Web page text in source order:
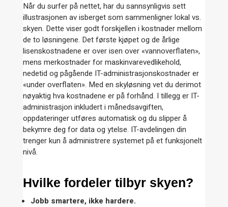
Når du surfer på nettet, har du sannsynligvis sett
illustrasjonen av isberget som sammenligner lokal vs.
skyen. Dette viser godt forskjellen i kostnader mellom
de to løsningene. Det første kjøpet og de årlige
lisenskostnadene er over isen over «vannoverflaten»,
mens merkostnader for maskinvarevedlikehold,
nedetid og pågående IT-administrasjonskostnader er
«under overflaten». Med en skyløsning vet du derimot
nøyaktig hva kostnadene er på forhånd. I tillegg er IT-
administrasjon inkludert i månedsavgiften,
oppdateringer utføres automatisk og du slipper å
bekymre deg for data og ytelse. IT-avdelingen din
trenger kun å administrere systemet på et funksjonelt
nivå.
Hvilke fordeler tilbyr skyen?
Jobb smartere, ikke hardere.